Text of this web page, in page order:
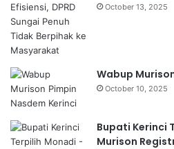
October 13, 2025
Wabup
October 10, 2025
Bupati Kerinci
Murison